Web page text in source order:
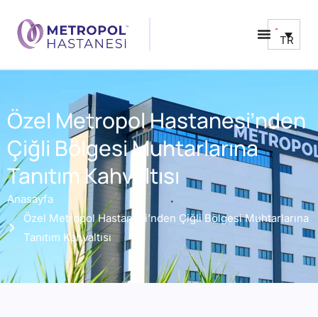
TR
Özel Metropol Hastanesi’nden
Çiğli Bölgesi Muhtarlarına
Tanıtım Kahvaltısı
Anasayfa
Özel Metropol Hastanesi’nden Çiğli Bölgesi Muhtarlarına
Tanıtım Kahvaltısı